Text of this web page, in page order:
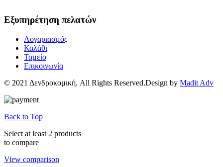
Εξυπηρέτηση πελατών
Λογαριασμός
Καλάθι
Ταμείο
Επικοινωνία
© 2021 Δενδροκομική. All Rights Reserved.Design by Madit Adv
Back to Top
Select at least 2 products
to compare
View comparison